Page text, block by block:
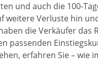
und auch die 100-
weitere Verluste hin
die Verkäufer
passenden
erfahren Sie – wie